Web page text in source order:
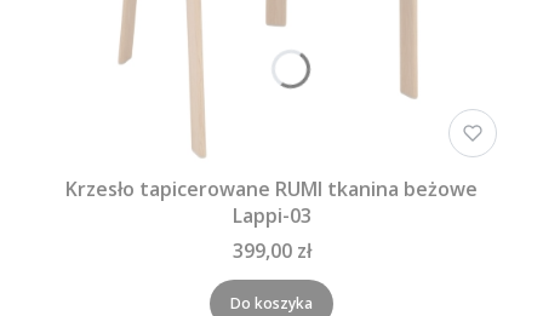
Krzesło tapicerowane RUMI tkanina beżowe
Lappi-03
399,00 zł
Do koszyka